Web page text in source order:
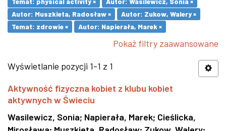
Autor: Muszkieta, Radosław ×
Autor: Zukow, Walery ×
Temat: zdrowie ×
Autor: Napierała, Marek ×
Pokaż filtry zaawansowane
Wyświetlanie pozycji 1-1 z 1
Aktywność fizyczna kobiet z klubu kobiet
aktywnych w Świeciu
Wasilewicz, Sonia; Napierała, Marek; Cieślicka,